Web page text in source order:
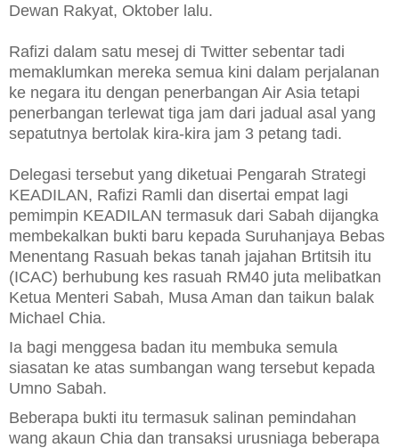
Dewan Rakyat, Oktober lalu.
Rafizi dalam satu mesej di Twitter sebentar tadi
memaklumkan mereka semua kini dalam perjalanan
ke negara itu dengan penerbangan Air Asia tetapi
penerbangan terlewat tiga jam dari jadual asal yang
sepatutnya bertolak kira-kira jam 3 petang tadi.
Delegasi tersebut yang diketuai Pengarah Strategi
KEADILAN, Rafizi Ramli dan disertai empat lagi
pemimpin KEADILAN termasuk dari Sabah dijangka
membekalkan bukti baru kepada Suruhanjaya Bebas
Menentang Rasuah bekas tanah jajahan Brtitsih itu
(ICAC) berhubung kes rasuah RM40 juta melibatkan
Ketua Menteri Sabah, Musa Aman dan taikun balak
Michael Chia.
Ia bagi menggesa badan itu membuka semula
siasatan ke atas sumbangan wang tersebut kepada
Umno Sabah.
Beberapa bukti itu termasuk salinan pemindahan
wang akaun Chia dan transaksi urusniaga beberapa